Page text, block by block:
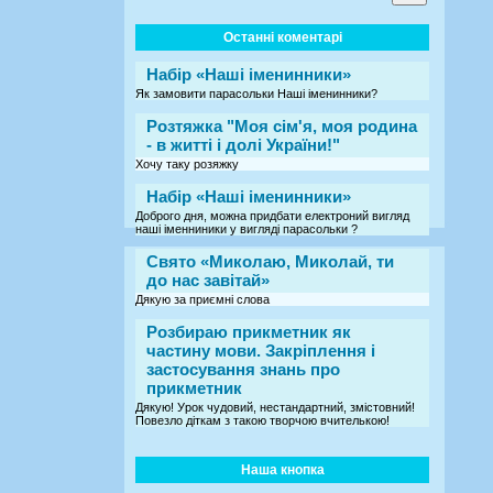
Останні коментарі
Набір «Наші іменинники»
Як замовити парасольки Наші іменинники?
Розтяжка "Моя сім'я, моя родина
- в житті і долі України!"
Хочу таку розяжку
Набір «Наші іменинники»
Доброго дня, можна придбати електроний вигляд
наші іменниники у вигляді парасольки ?
Свято «Миколаю, Миколай, ти
до нас завітай»
Дякую за приємні слова
Розбираю прикметник як
частину мови. Закріплення і
застосування знань про
прикметник
Дякую! Урок чудовий, нестандартний, змістовний!
Повезло діткам з такою творчою вчителькою!
Наша кнопка